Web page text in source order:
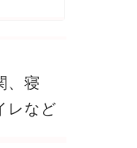
、寝
レなど